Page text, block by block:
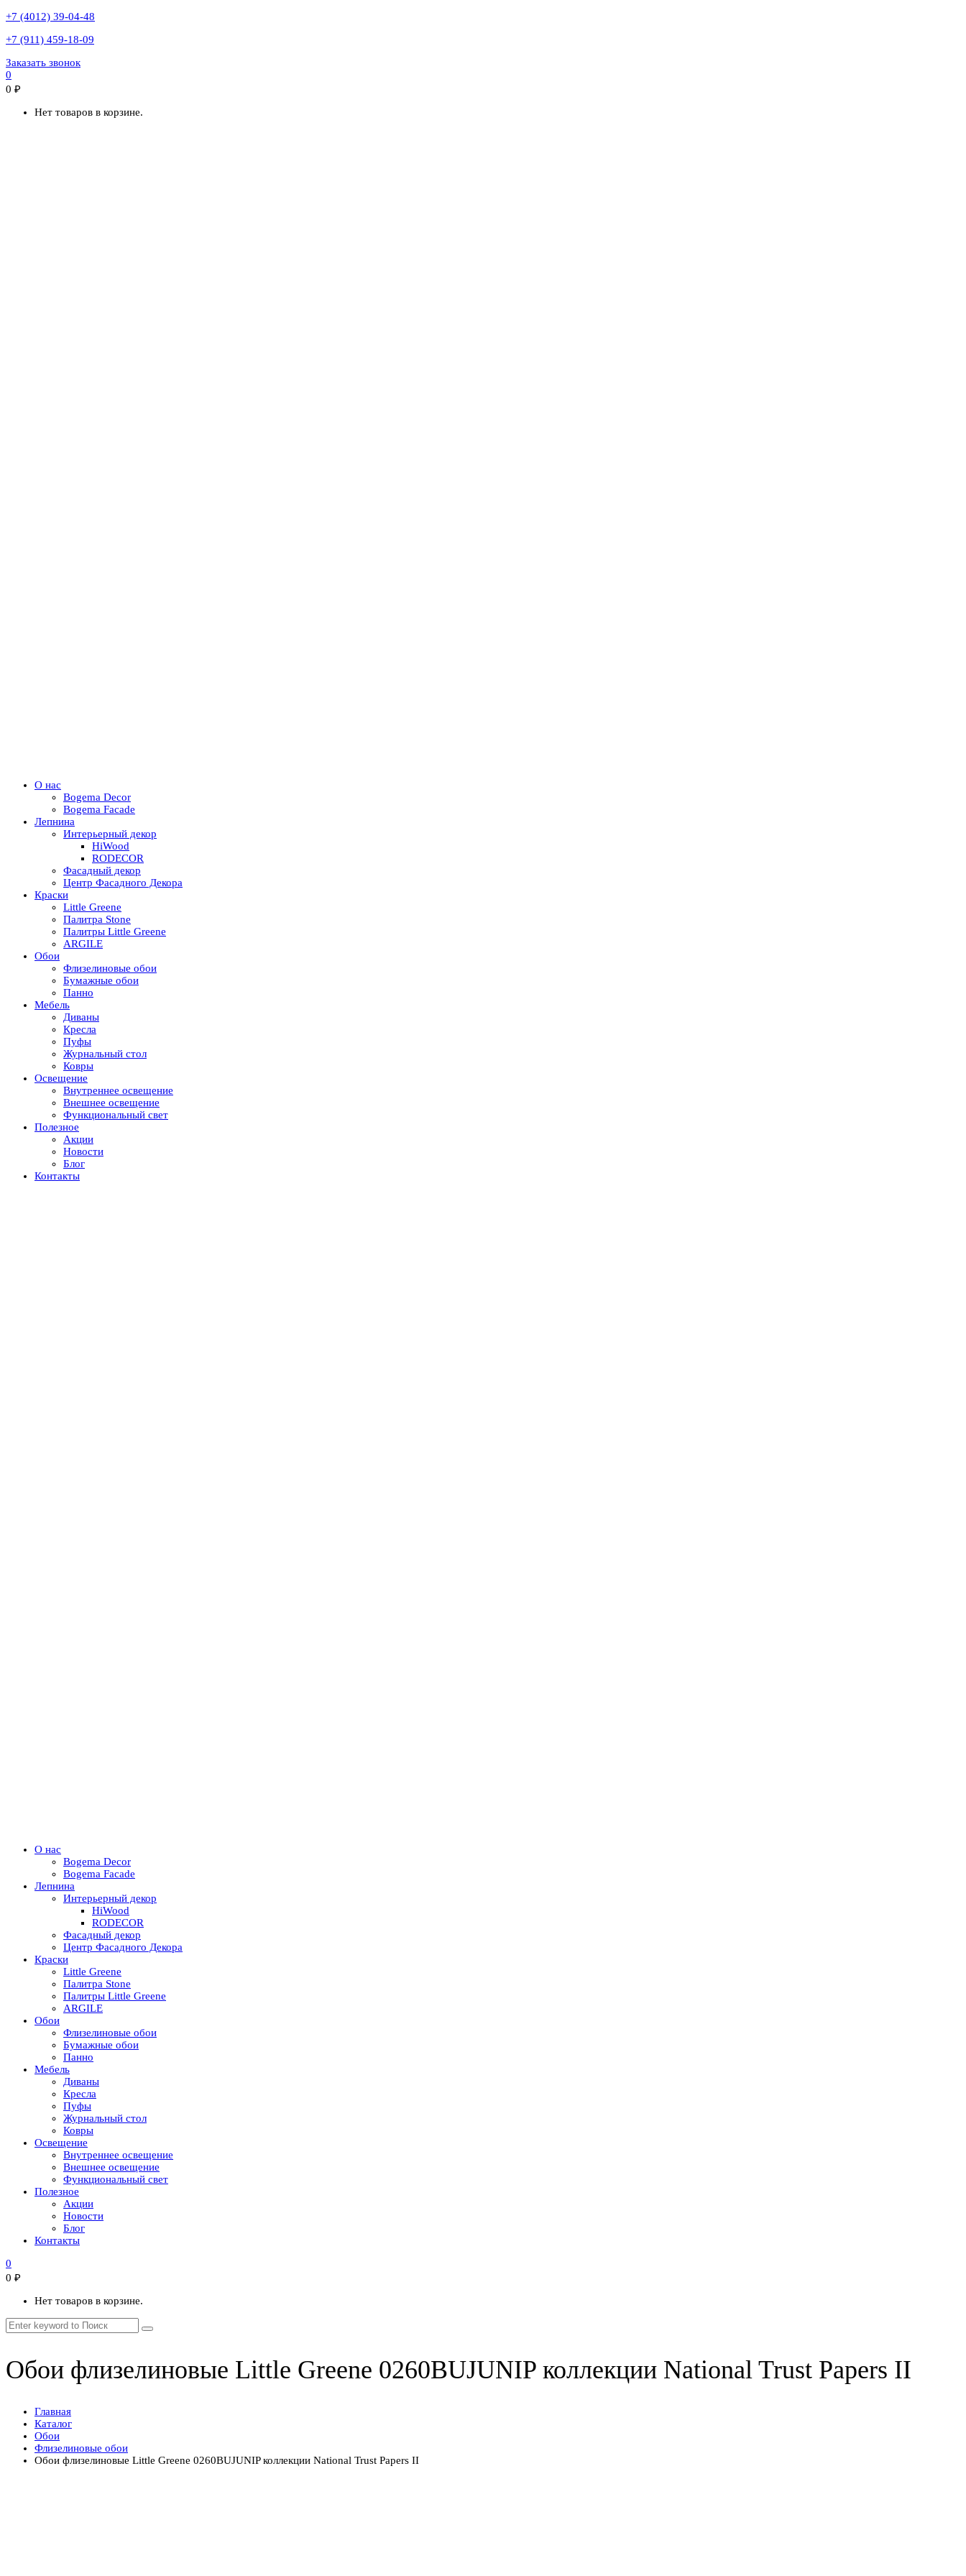
+7 (4012) 39-04-48
+7 (911) 459-18-09
Заказать звонок
0
0 ₽
Нет товаров в корзине.
О нас
Bogema Decor
Bogema Facade
Лепнина
Интерьерный декор
HiWood
RODECOR
Фасадный декор
Центр Фасадного Декора
Краски
Little Greene
Палитра Stone
Палитры Little Greene
ARGILE
Обои
Флизелиновые обои
Бумажные обои
Панно
Мебель
Диваны
Кресла
Пуфы
Журнальный стол
Ковры
Освещение
Внутреннее освещение
Внешнее освещение
Функциональный свет
Полезное
Акции
Новости
Блог
Контакты
О нас
Bogema Decor
Bogema Facade
Лепнина
Интерьерный декор
HiWood
RODECOR
Фасадный декор
Центр Фасадного Декора
Краски
Little Greene
Палитра Stone
Палитры Little Greene
ARGILE
Обои
Флизелиновые обои
Бумажные обои
Панно
Мебель
Диваны
Кресла
Пуфы
Журнальный стол
Ковры
Освещение
Внутреннее освещение
Внешнее освещение
Функциональный свет
Полезное
Акции
Новости
Блог
Контакты
0
0 ₽
Нет товаров в корзине.
Обои флизелиновые Little Greene 0260BUJUNIP коллекции National Trust Papers II
Главная
Каталог
Обои
Флизелиновые обои
Обои флизелиновые Little Greene 0260BUJUNIP коллекции National Trust Papers II